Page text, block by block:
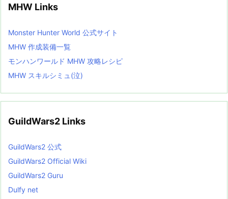
MHW Links
Monster Hunter World 公式サイト
MHW 作成装備一覧
モンハンワールド MHW 攻略レシピ
MHW スキルシミュ(泣)
GuildWars2 Links
GuildWars2 公式
GuildWars2 Official Wiki
GuildWars2 Guru
Dulfy net